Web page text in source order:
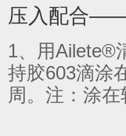
压入配合
1、用Ailete®
持胶603滴涂
周。注：涂